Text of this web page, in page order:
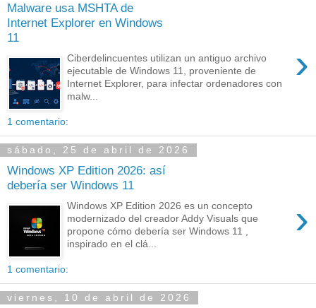
Malware usa MSHTA de
Internet Explorer en Windows
11
›
Ciberdelincuentes utilizan un antiguo archivo
ejecutable de Windows 11, proveniente de
Internet Explorer, para infectar ordenadores con
malw...
1 comentario:
sábado, 25 de abril de 2026
Windows XP Edition 2026: así
debería ser Windows 11
›
Windows XP Edition 2026 es un concepto
modernizado del creador Addy Visuals que
propone cómo debería ser Windows 11 ,
inspirado en el clá...
1 comentario:
viernes, 10 de abril de 2026